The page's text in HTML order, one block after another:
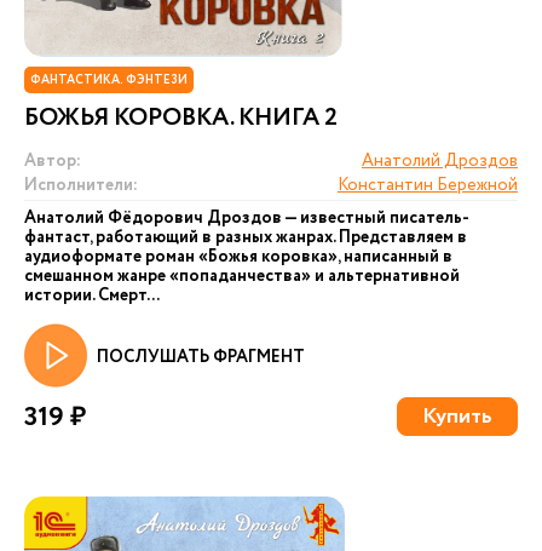
ФАНТАСТИКА. ФЭНТЕЗИ
БОЖЬЯ КОРОВКА. КНИГА 2
Автор:
Анатолий Дроздов
Исполнители:
Константин Бережной
Анатолий Фёдорович Дроздов — известный писатель-
фантаст, работающий в разных жанрах. Представляем в
аудиоформате роман «Божья коровка», написанный в
смешанном жанре «попаданчества» и альтернативной
истории. Смерт...
ПОСЛУШАТЬ ФРАГМЕНТ
319 ₽ Купить